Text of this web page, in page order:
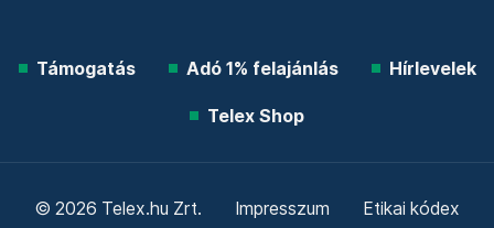
Támogatás Adó 1% felajánlás Hírlevelek
Telex Shop
© 2026 Telex.hu Zrt. Impresszum Etikai kódex